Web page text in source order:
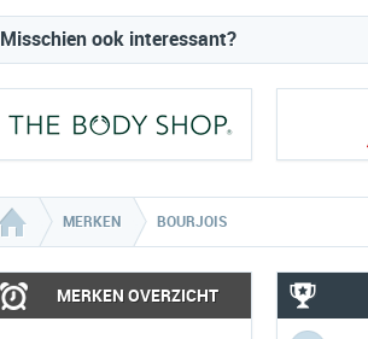
Misschien ook interessant?
MERKEN BOURJOIS
MERKEN OVERZICHT